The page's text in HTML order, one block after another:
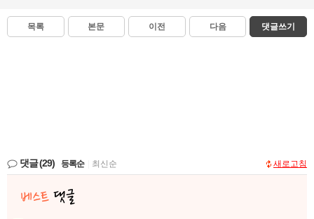
목록 본문 이전 다음 댓글쓰기
댓글(29) 등록순 최신순 새로고침